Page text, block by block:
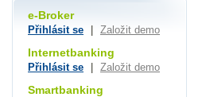
e-Broker
Přihlásit se Založit demo
Internetbanking
Přihlásit se Založit demo
Smartbanking